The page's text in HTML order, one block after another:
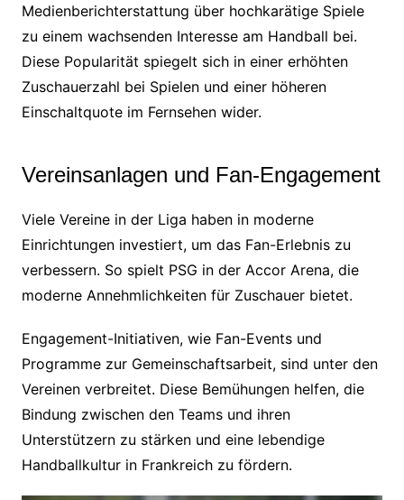
Medienberichterstattung über hochkarätige Spiele
zu einem wachsenden Interesse am Handball bei.
Diese Popularität spiegelt sich in einer erhöhten
Zuschauerzahl bei Spielen und einer höheren
Einschaltquote im Fernsehen wider.
Vereinsanlagen und Fan-Engagement
Viele Vereine in der Liga haben in moderne
Einrichtungen investiert, um das Fan-Erlebnis zu
verbessern. So spielt PSG in der Accor Arena, die
moderne Annehmlichkeiten für Zuschauer bietet.
Engagement-Initiativen, wie Fan-Events und
Programme zur Gemeinschaftsarbeit, sind unter den
Vereinen verbreitet. Diese Bemühungen helfen, die
Bindung zwischen den Teams und ihren
Unterstützern zu stärken und eine lebendige
Handballkultur in Frankreich zu fördern.